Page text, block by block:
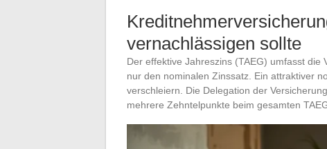
vernachlässigen sollte
Der effektive Jahreszins (TAEG) umfasst
nur den nominalen Zinssatz. Ein attraktiver
verschleiern. Die Delegation der
mehrere Zehntelpunkte beim gesamten